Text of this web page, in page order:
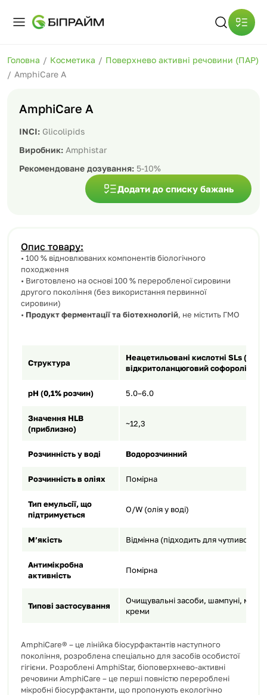
Головна / Косметика / Поверхнево активні речовини (ПАР)
/ AmphiCare A
AmphiCare A
INCI: Glicolipids
Виробник: Amphistar
Рекомендоване дозування: 5-10%
Додати до списку бажань
Опис товару:
• 100 % відновлюваних компонентів біологічного
походження
• Виготовлено на основі 100 % переробленої сировини
другого покоління (без використання первинної
сировини)
• Продукт ферментації та біотехнологій, не містить ГМО
Структура
Неацетильовані кислотні SLs (“
відкритоланцюговийсофороліпід
pH (0,1%розчин) 5.0–6.0
Значення HLB
(приблизно)
~12,3
Розчинністьуводі Водорозчинний
Розчинністьв оліях Помірна
Тип емульсії, що
підтримується
O/W (олія у воді)
М’якість Відмінна (підходить для чутливої
Антимікробна
активність
Помірна
Типові застосування
Очищувальні засоби, шампуні,
креми
AmphiCare® – це лінійка біосурфактантів наступного
покоління, розроблена спеціально для засобів особистої
гігієни. Розроблені AmphiStar, біоповерхнево-активні
речовини AmphiCare – це перші повністю перероблені
мікробні біосурфактанти, що пропонують екологічно